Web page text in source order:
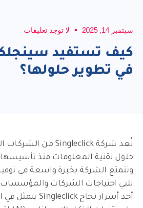
لا توجد تعليقات
كيف تستفيد سينجلكليك من AI
حلولها؟
تُعد شركة Singleclick من الشركات الرائدة في مجال
حلول تقنية المعلومات منذ تأسيسها في عام 2013.
واسعة في توفير حلول متكاملة
والمؤسسات في العالم العربي.
أحد أسرار نجاح Singleclick يتمثل في اعتمادها المتزايد